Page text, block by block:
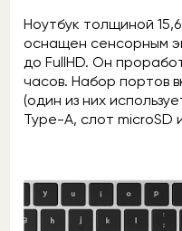
Ноутбук толщиной
оснащен сенсорным
до FullHD. Он
часов. Набор портов
(один из них
Type-A, слот microSD